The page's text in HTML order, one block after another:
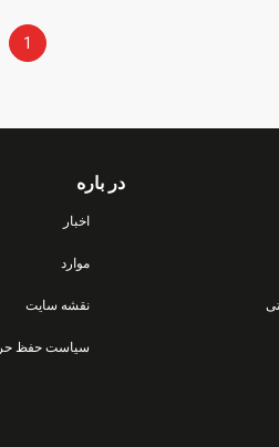
1
در باره
اخبار
موارد
نقشه سایت